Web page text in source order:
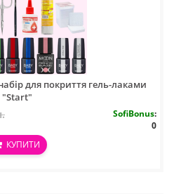
для покриття гель-лаками
"Start"
SofiBonus:
0
КУПИТИ